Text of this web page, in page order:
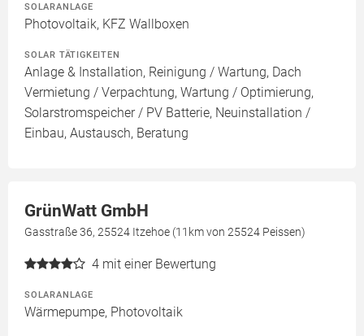
SOLARANLAGE
Photovoltaik, KFZ Wallboxen
SOLAR TÄTIGKEITEN
Anlage & Installation, Reinigung / Wartung, Dach
Vermietung / Verpachtung, Wartung / Optimierung,
Solarstromspeicher / PV Batterie, Neuinstallation /
Einbau, Austausch, Beratung
GrünWatt GmbH
Gasstraße 36, 25524 Itzehoe (11km von 25524 Peissen)
4 mit einer Bewertung
SOLARANLAGE
Wärmepumpe, Photovoltaik